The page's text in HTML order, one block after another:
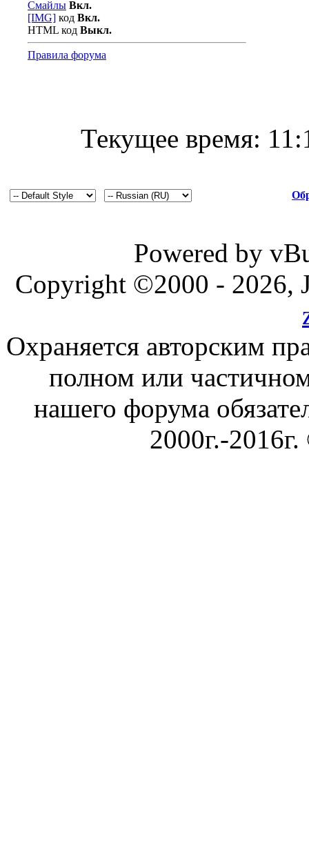
Смайлы Вкл.
[IMG] код Вкл.
HTML код Выкл.
Правила форума
Текущее время:
Powered by
Copyright ©2000 - 2026,
Охраняется авторским
полном или
нашего форума
2000г.-